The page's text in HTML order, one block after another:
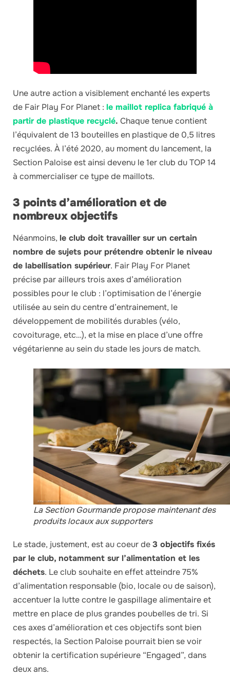
Une autre action a visiblement enchanté les experts
de Fair Play For Planet : le maillot replica fabriqué à
partir de plastique recyclé. Chaque tenue contient
l’équivalent de 13 bouteilles en plastique de 0,5 litres
recyclées. À l’été 2020, au moment du lancement, la
Section Paloise est ainsi devenu le 1er club du TOP 14
à commercialiser ce type de maillots.
3 points d’amélioration et de
nombreux objectifs
Néanmoins, le club doit travailler sur un certain
nombre de sujets pour prétendre obtenir le niveau
de labellisation supérieur. Fair Play For Planet
précise par ailleurs trois axes d’amélioration
possibles pour le club : l’optimisation de l’énergie
utilisée au sein du centre d’entrainement, le
développement de mobilités durables (vélo,
covoiturage, etc…), et la mise en place d’une offre
végétarienne au sein du stade les jours de match.
La Section Gourmande propose maintenant des
produits locaux aux supporters
Le stade, justement, est au coeur de3 objectifs fixés
par le club, notamment sur l’alimentation et les
déchets. Le club souhaite en effet atteindre 75%
d’alimentation responsable (bio, locale ou de saison),
accentuer la lutte contre le gaspillage alimentaire et
mettre en place de plus grandes poubelles de tri. Si
ces axes d’amélioration et ces objectifs sont bien
respectés, la Section Paloise pourrait bien se voir
obtenir la certification supérieure “Engaged”, dans
deux ans.